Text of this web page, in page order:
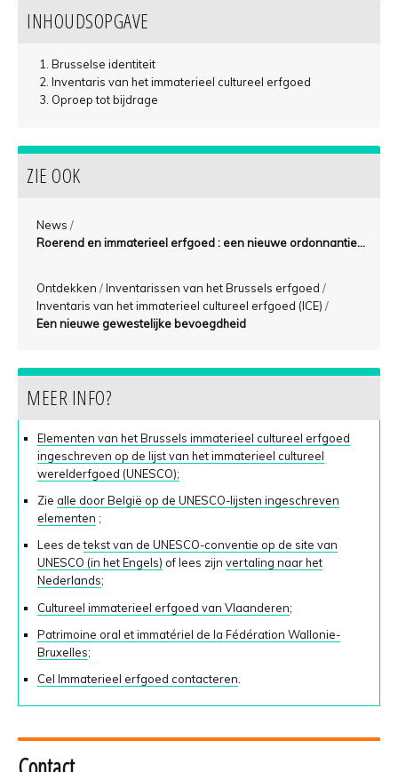
INHOUDSOPGAVE
Brusselse identiteit
Inventaris van het immaterieel cultureel erfgoed
Oproep tot bijdrage
ZIE OOK
News /
Roerend en immaterieel erfgoed : een nieuwe ordonnantie...
Ontdekken /Inventarissen van het Brussels erfgoed /
Inventaris van het immaterieel cultureel erfgoed (ICE) /
Een nieuwe gewestelijke bevoegdheid
MEER INFO?
Elementen van het Brussels immaterieel cultureel erfgoed
ingeschreven op de lijst van het immaterieel cultureel
werelderfgoed (UNESCO);
Zie alle door België op de UNESCO-lijsten ingeschreven
elementen ;
Lees detekst van de UNESCO-conventie op de site van
UNESCO (in het Engels) of lees zijnvertaling naar het
Nederlands;
Cultureel immaterieel erfgoed van Vlaanderen;
Patrimoine oral et immatériel de la Fédération Wallonie-
Bruxelles;
Cel Immaterieel erfgoed contacteren